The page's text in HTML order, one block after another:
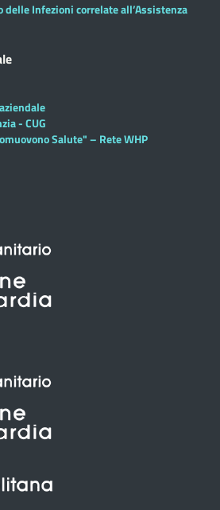
Infezioni correlate all’Assistenza
- CUG
Salute" – Rete WHP